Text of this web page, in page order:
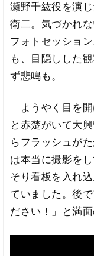
瀬野千紘役を演
衛二。気づかれ
フォトセッショ
も、目隠しした
ず悲鳴も。
ようやく目を開
と赤楚がいて大
らフラッシュが
は本当に撮影を
そり看板を入れ
ていました。後
ださい！」と満